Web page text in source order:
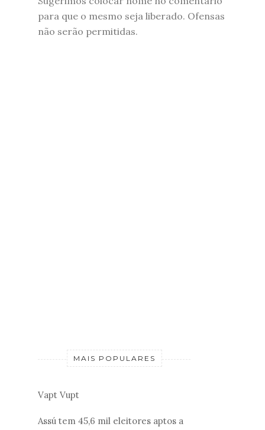
para que o mesmo seja liberado. Ofensas
não serão permitidas.
MAIS POPULARES
Vapt Vupt
Assú tem 45,6 mil eleitores aptos a